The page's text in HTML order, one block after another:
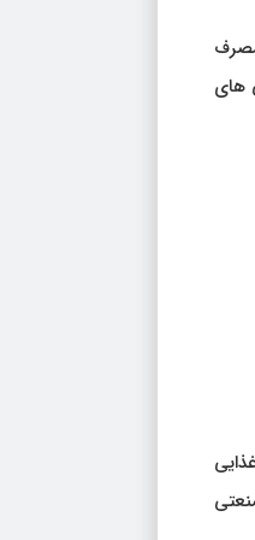
های